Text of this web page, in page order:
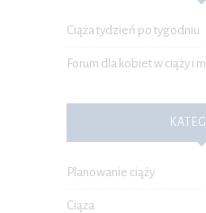
Ciąża tydzień po tygodniu
Forum dla kobiet w ciąży i
Planowanie ciąży
Ciąża